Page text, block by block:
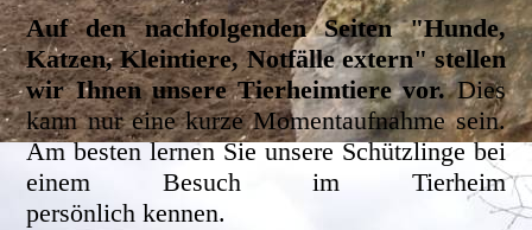
Auf den nachfolgenden Seiten "Hunde,
Katzen, Kleintiere, Notfälle extern" stellen
wir Ihnen unsere Tierheimtiere vor.Dies
kann nur eine kurze Momentaufnahme sein.
Am besten lernen Sie unsere Schützlinge bei
einem Besuch im Tierheim
persönlich kennen.